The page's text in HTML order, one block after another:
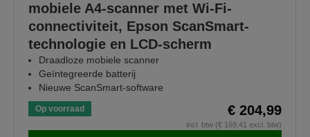
mobiele A4-scanner met Wi-Fi-
connectiviteit, Epson ScanSmart-
technologie en LCD-scherm
Draadloze mobiele scanner
Geïntegreerde batterij
Nieuwe ScanSmart-software
Op voorraad € 204,99
incl. btw (€ 169,41 excl. btw)